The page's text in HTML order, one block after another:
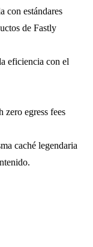
con estándares
de Fastly
eficiencia con el
zero egress fees
caché legendaria